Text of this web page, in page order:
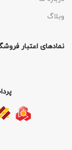
وبلاگ
نمادهای اعتبار